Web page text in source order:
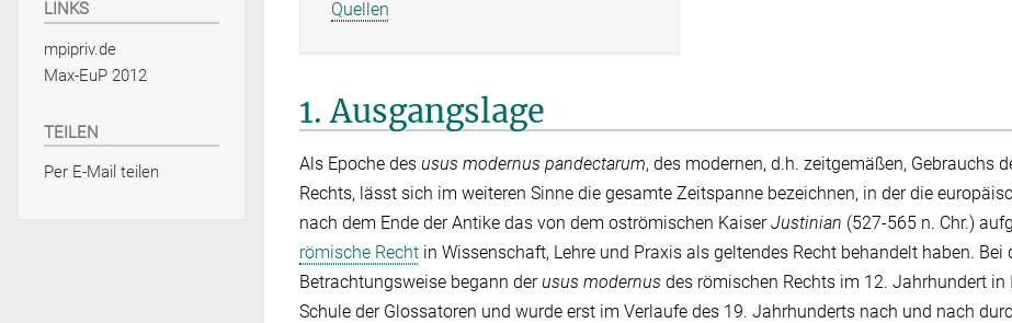
Quellen
1. Ausgangslage
Als Epoche des usus modernus pandectarum, des modernen, d.h. zeitgemäßen, Gebrauchs
Rechts, lässt sich im weiteren Sinne die gesamte Zeitspanne bezeichnen, in der die
nach dem Ende der Antike das von dem oströmischen KaiserJustinian (527-565 n. Chr.)
römische Recht in Wissenschaft, Lehre und Praxis als geltendes Recht behandelt haben. Bei
Betrachtungsweise begann der usus modernus des römischen Rechts im 12. Jahrhundert in
Schule der Glossatoren und wurde erst im Verlaufe des 19. Jahrhunderts nach und nach
LINKS
mpipriv.de
Max-EuP 2012
TEILEN
Per E-Mail teilen